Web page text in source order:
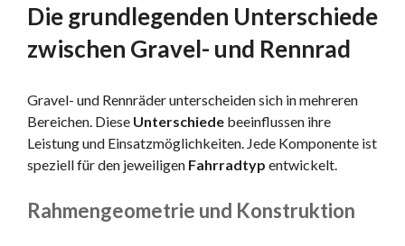
Die grundlegenden Unterschiede
zwischen Gravel- und Rennrad
Gravel- und Rennräder unterscheiden sich in mehreren
Bereichen. Diese Unterschiede beeinflussen ihre
Leistung und Einsatzmöglichkeiten. Jede Komponente ist
speziell für den jeweiligen Fahrradtyp entwickelt.
Rahmengeometrie und Konstruktion